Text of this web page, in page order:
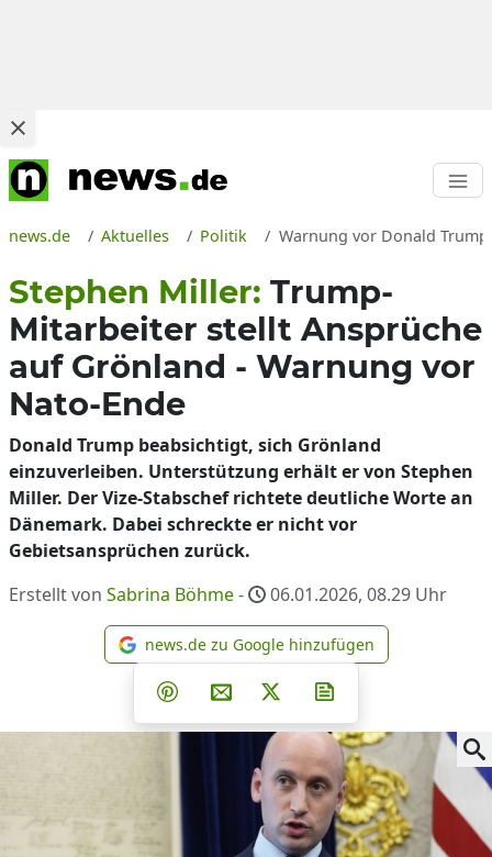
news.de Aktuelles Politik Warnung vor Donald
Stephen Miller: Trump-
Mitarbeiter stellt Ansprüche
auf Grönland - Warnung vor
Nato-Ende
Donald Trump beabsichtigt, sich Grönland
einzuverleiben. Unterstützung erhält er von Stephen
Miller. Der Vize-Stabschef richtete deutliche Worte an
Dänemark. Dabei schreckte er nicht vor
Gebietsansprüchen zurück.
Erstellt von Sabrina Böhme- 06.01.2026, 08.29 Uhr
news.de zu Google
news.de zu Google hinzufügen
Teilen auf Facebook
Teilen auf Whatsapp
Teilen auf Telegram
Teilen auf Pinterest
Per E-Mail teilen
Post auf X